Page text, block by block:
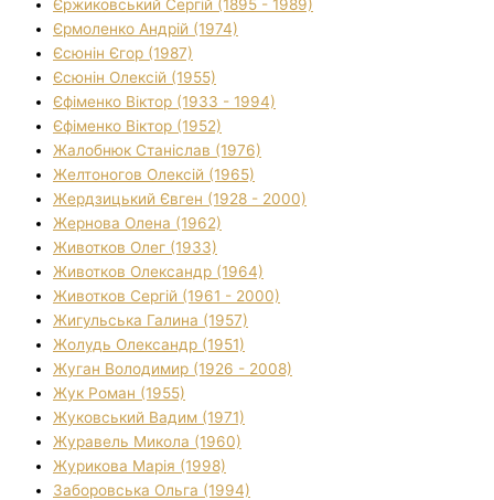
Єржиковський Сергій (1895 - 1989)
Єрмоленко Андрій (1974)
Єсюнін Єгор (1987)
Єсюнін Олексій (1955)
Єфіменко Віктор (1933 - 1994)
Єфіменко Віктор (1952)
Жалобнюк Станіслав (1976)
Желтоногов Олексій (1965)
Жердзицький Євген (1928 - 2000)
Жернова Олена (1962)
Животков Олег (1933)
Животков Олександр (1964)
Животков Сергій (1961 - 2000)
Жигульська Галина (1957)
Жолудь Олександр (1951)
Жуган Володимир (1926 - 2008)
Жук Роман (1955)
Жуковський Вадим (1971)
Журавель Микола (1960)
Журикова Марія (1998)
Заборовська Ольга (1994)